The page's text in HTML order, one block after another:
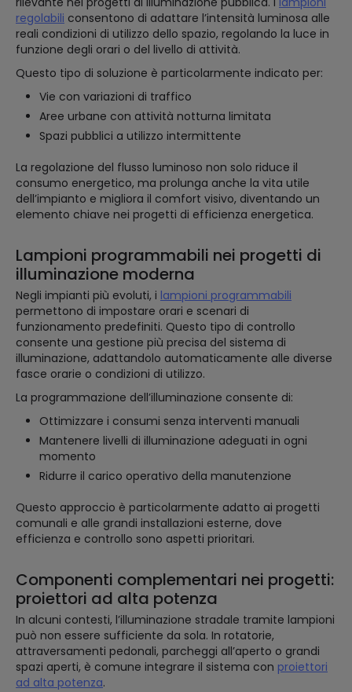
regolabili consentono di adattare l’intensità luminosa alle
reali condizioni di utilizzo dello spazio, regolando la luce in
funzione degli orari o del livello di attività.
Questo tipo di soluzione è particolarmente indicato per:
Vie con variazioni di traffico
Aree urbane con attività notturna limitata
Spazi pubblici a utilizzo intermittente
La regolazione del flusso luminoso non solo riduce il
consumo energetico, ma prolunga anche la vita utile
dell’impianto e migliora il comfort visivo, diventando un
elemento chiave nei progetti di efficienza energetica.
Lampioni programmabili nei progetti di
illuminazione moderna
Negli impianti più evoluti, i lampioni programmabili
permettono di impostare orari e scenari di
funzionamento predefiniti. Questo tipo di controllo
consente una gestione più precisa del sistema di
illuminazione, adattandolo automaticamente alle diverse
fasce orarie o condizioni di utilizzo.
La programmazione dell’illuminazione consente di:
Ottimizzare i consumi senza interventi manuali
Mantenere livelli di illuminazione adeguati in ogni
momento
Ridurre il carico operativo della manutenzione
Questo approccio è particolarmente adatto ai progetti
comunali e alle grandi installazioni esterne, dove
efficienza e controllo sono aspetti prioritari.
Componenti complementari nei progetti:
proiettori ad alta potenza
In alcuni contesti, l’illuminazione stradale tramite lampioni
può non essere sufficiente da sola. In rotatorie,
attraversamenti pedonali, parcheggi all’aperto o grandi
spazi aperti, è comune integrare il sistema con proiettori
ad alta potenza.